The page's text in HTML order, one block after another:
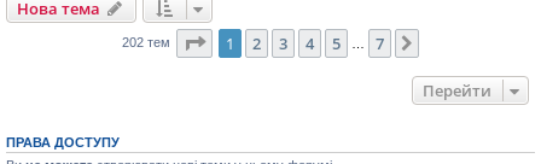
Нова тема
202 тем Сторінка1 7
1 2 3 4 5 7
Перейти
ПРАВА ДОСТУПУ